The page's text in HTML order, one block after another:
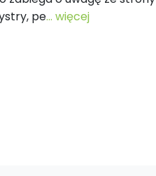
pe... więcej